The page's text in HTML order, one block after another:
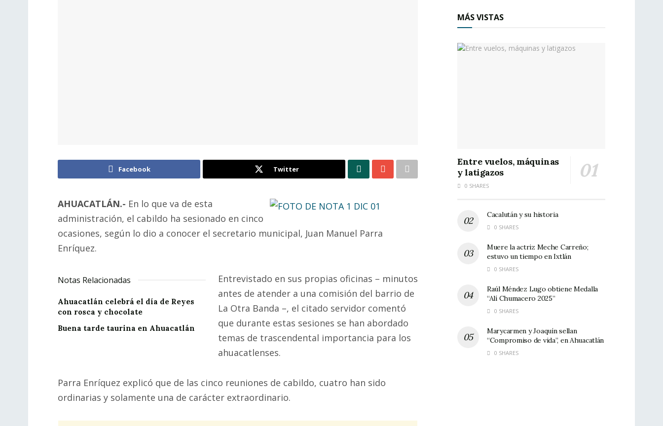
Facebook Twitter
AHUACATLÁN.- En lo que va de esta
administración, el cabildo ha sesionado en cinco
ocasiones, según lo dio a conocer el secretario municipal, Juan Manuel Parra
Enríquez.
Notas Relacionadas
Ahuacatlán celebrá el día de Reyes
con rosca y chocolate
Buena tarde taurina en Ahuacatlán
Entrevistado en sus propias oficinas – minutos
antes de atender a una comisión del barrio de
La Otra Banda –, el citado servidor comentó
que durante estas sesiones se han abordado
temas de trascendental importancia para los
ahuacatlenses.
Parra Enríquez explicó que de las cinco reuniones de cabildo, cuatro han sido
ordinarias y solamente una de carácter extraordinario.
MÁS VISTAS
Entre vuelos, máquinas
y latigazos
0 SHARES
Cacalután y su historia
0 SHARES
Muere la actriz Meche Carreño;
estuvo un tiempo en Ixtlán
0 SHARES
Raúl Méndez Lugo obtiene Medalla
“Alí Chumacero 2025”
0 SHARES
Marycarmen y Joaquín sellan
“Compromiso de vida”, en Ahuacatlán
0 SHARES